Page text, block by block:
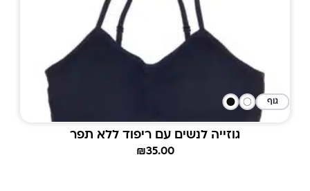
גוף
גוזייה לנשים עם ריפוד ללא תפר
₪35.00